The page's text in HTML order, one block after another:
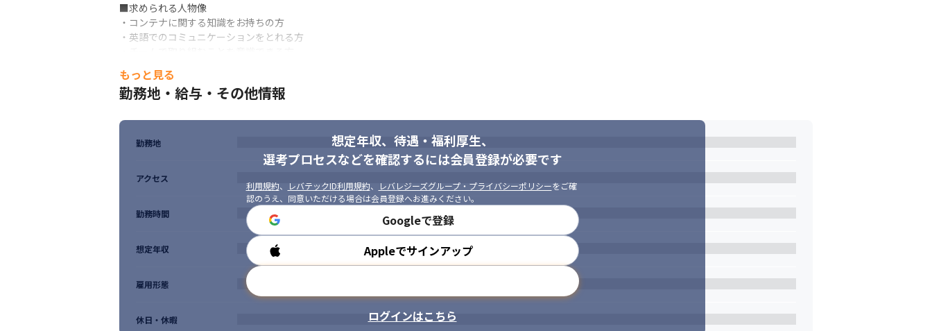
■求められる人物像
・コンテナに関する知識をお持ちの方
・英語でのコミュニケーションをとれる方
・受け身ではなく自律的に学習を進められる方
・自分で仕事が進められる方
もっと見る
勤務地・給与・その他情報
想定年収、待遇・福利厚生、
選考プロセスなどを確認するには会員登録が必要です
利用規約、 レバテックID利用規約、 レバレジーズグループ・プライバシーポリシーをご確
認のうえ、同意いただける場合は会員登録へお進みください。
Googleで登録
Appleでサインアップ
ログインはこちら
勤務地
アクセス
勤務時間
想定年収
雇用形態
休日・休暇